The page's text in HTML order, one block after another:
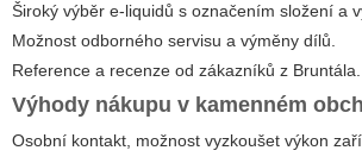
Široký výběr e-liquidů s označením složení a
Možnost odborného servisu a výměny dílů.
Reference a recenze od zákazníků z Bruntála.
Výhody nákupu v kamenném
Osobní kontakt, možnost vyzkoušet výkon